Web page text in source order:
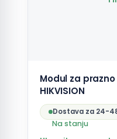
Modul za
HIKVISION
Dostava za 24-
Na stanju